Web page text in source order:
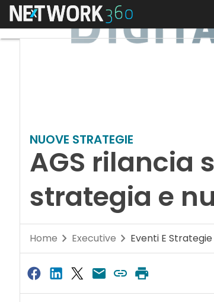
Menu
NUOVE STRATEGIE
AGS rilancia
strategia e
Home Executive Eventi E Strategie